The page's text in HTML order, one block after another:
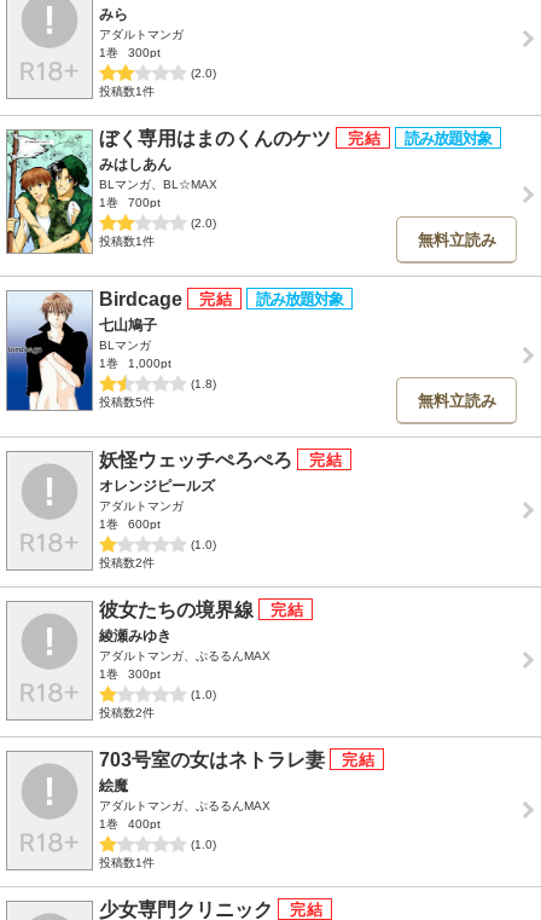
みら
アダルトマンガ
1巻
300pt
(2.0)
投稿数1件
ぼく専用はまのくんのケツ
みはしあん
BLマンガ、BL☆MAX
1巻
700pt
(2.0)
投稿数1件
無料立読み
Birdcage
七山鳩子
BLマンガ
1巻
1,000pt
(1.8)
投稿数5件
無料立読み
妖怪ウェッチぺろぺろ
オレンジピールズ
アダルトマンガ
1巻
600pt
(1.0)
投稿数2件
彼女たちの境界線
綾瀬みゆき
アダルトマンガ、ぷるるんMAX
1巻
300pt
(1.0)
投稿数2件
703号室の女はネトラレ妻
絵魔
アダルトマンガ、ぷるるんMAX
1巻
400pt
(1.0)
投稿数1件
少女専門クリニック